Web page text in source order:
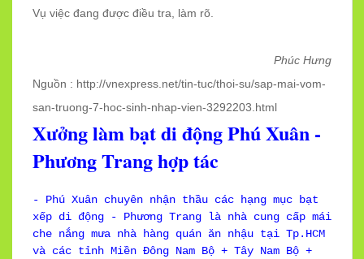
Vụ việc đang được điều tra, làm rõ.
Phúc Hưng
Nguồn : http://vnexpress.net/tin-tuc/thoi-su/sap-mai-vom-
san-truong-7-hoc-sinh-nhap-vien-3292203.html
Xưởng làm bạt di động Phú Xuân -
Phương Trang hợp tác
- Phú Xuân chuyên nhận thầu các hạng mục bạt
xếp di động - Phương Trang là nhà cung cấp mái
che nắng mưa nhà hàng quán ăn nhậu tại Tp.HCM
và các tỉnh Miền Đông Nam Bộ + Tây Nam Bộ +